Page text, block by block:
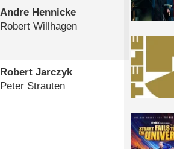
Andre Hennicke
Robert Willhagen
Robert Jarczyk
Peter Strauten